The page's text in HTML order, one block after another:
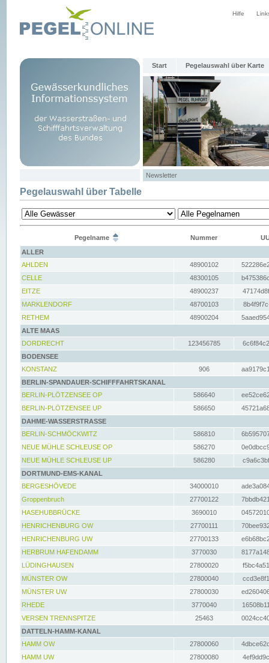
Hilfe
Start Pegelauswahl über Karte
Newsletter
Pegelauswahl über Tabelle
Pegelname Nummer
ALLER
AHLDEN
48900102
CELLE
48300105
EITZE
48900237
MARKLENDORF
48700103
RETHEM
48900204
ALTE MAAS
DORDRECHT
123456785
BODENSEE
KONSTANZ
906
BERLIN-SPANDAUER-SCHIFFFAHRTSKANAL
BERLIN-PLÖTZENSEE OP
586640
BERLIN-PLÖTZENSEE UP
586650
DAHME-WASSERSTRASSE
BERLIN-SCHMÖCKWITZ
586810
NEUE MÜHLE SCHLEUSE OP
586270
NEUE MÜHLE SCHLEUSE UP
586280
DORTMUND-EMS-KANAL
BERGESHÖVEDE
34000010
Groppenbruch
27700122
HASEHUBBRÜCKE
3690010
HENRICHENBURG OW
27700111
HENRICHENBURG UW
27700133
HERBRUM HAFENDAMM
3770030
LÜDINGHAUSEN
27800020
MÜNSTER OW
27800040
MÜNSTER UW
27800030
RHEDE
3770040
VERSEN TRENNSPITZE
25463
DATTELN-HAMM-KANAL
HAMM OW
27800060
HAMM UW
27800080